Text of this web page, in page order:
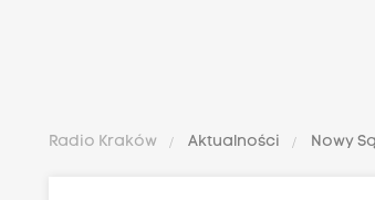
Radio Kraków Aktualności Nowy